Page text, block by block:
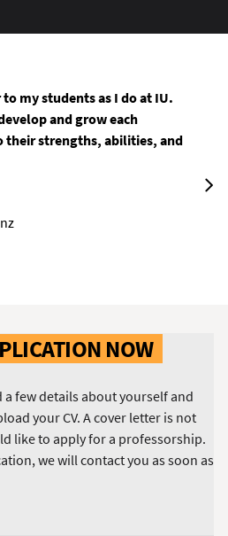
my students as I do at IU.
and grow each
their strengths, abilities, and
NOW
few details about yourself and
your CV. A cover letter is not
like to apply for a professorship.
we will contact you as soon as